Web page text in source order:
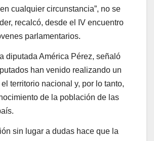
cualquier circunstancia”, no se
recalcó, desde el IV encuentro
parlamentarios.
diputada América Pérez, señaló
han venido realizando un
territorio nacional y, por lo tanto,
de la población de las
sin lugar a dudas hace que la